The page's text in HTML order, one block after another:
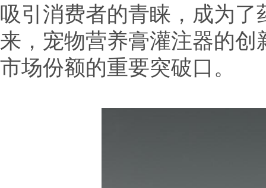
吸引消费者的青睐，成为
来，宠物营养膏灌注器的
市场份额的重要突破口。